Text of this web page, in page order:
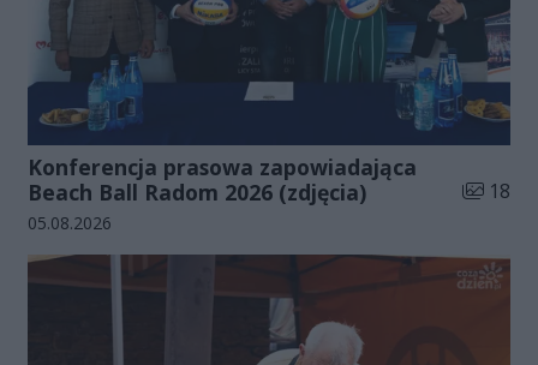
Konferencja prasowa zapowiadająca
Beach Ball Radom 2026 (zdjęcia)
Liczba
18
Data dodania galerii:
05.08.2026